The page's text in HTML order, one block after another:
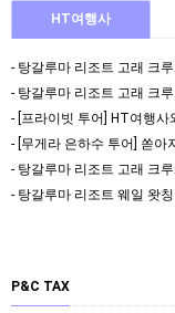
HT여행사
- 탕갈루마 리조트 고래 크
- 탕갈루마 리조트 고래 크
- [프라이빗 투어] HT여행사
- 탕갈루마 리조트 고래 크
- 탕갈루마 리조트 웨일 왓
P&C TAX